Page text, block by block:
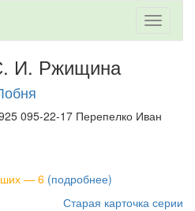
Toggle
И. Ржищина
095-22-17 Перепелко Иван
— 6 (подробнее)
Старая карточка серии